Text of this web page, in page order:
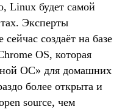
Linux будет самой
Эксперты
создаёт на базе
OS, которая
ОС» для домашних
более открыта и
source, чем